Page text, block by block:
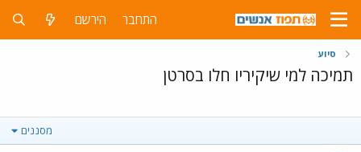
התחבר הירשם
סיוע
תמיכה למי שיקיריו חלו בסרטן
מסננים